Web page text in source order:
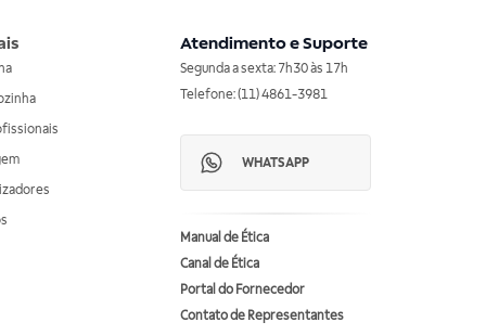
Atendimento e Suporte
Segunda a sexta: 7h30 às 17h
Telefone: (11) 4861-3981
WHATSAPP
Manual de Ética
Canal de Ética
Portal do Fornecedor
Contato de Representantes